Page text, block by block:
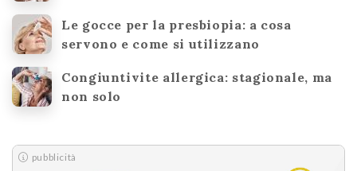
Le gocce per la presbiopia: a cosa
servono e come si utilizzano
Congiuntivite allergica: stagionale, ma
non solo
pubblicità